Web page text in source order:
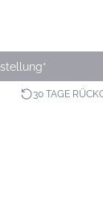
30 TAGE